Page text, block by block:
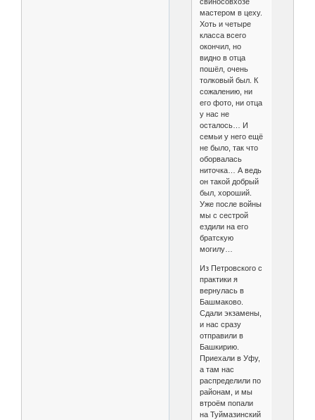
мастером в цеху.
Хоть и четыре
класса всего
окончил, но
видно в отца
пошёл, очень
толковый был. К
сожалению, ни
его фото, ни отца
у нас не
осталось… И
семьи у него ещё
не было, так что
оборвалась
ниточка… А ведь
он такой добрый
был, хороший.
Уже после войны
мы с сестрой
ездили на его
братскую
могилу…
Из Петровского с
практики я
вернулась в
Башмаково.
Сдали экзамены,
и нас сразу
отправили в
Башкирию.
Приехали в Уфу,
а там нас
распределили по
районам, и мы
втроём попали
на Туймазинский